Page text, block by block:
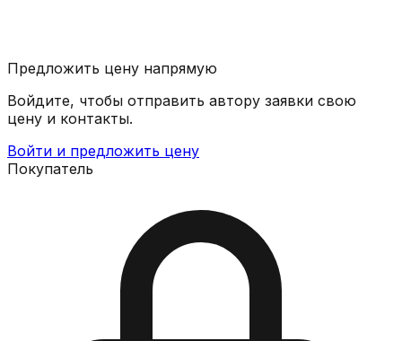
Предложить цену напрямую
Войдите, чтобы отправить автору заявки свою
цену и контакты.
Войти и предложить цену
Покупатель